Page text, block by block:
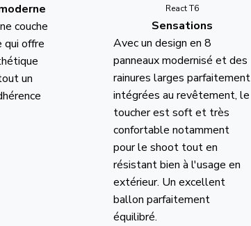
couche
qui offre
un
Sensations
Avec un design en 8
panneaux modernisé et des
rainures larges parfaitement
intégrées au revêtement, le
toucher est soft et très
confortable notamment
pour le shoot tout en
résistant bien à l'usage en
extérieur. Un excellent
ballon parfaitement
équilibré.